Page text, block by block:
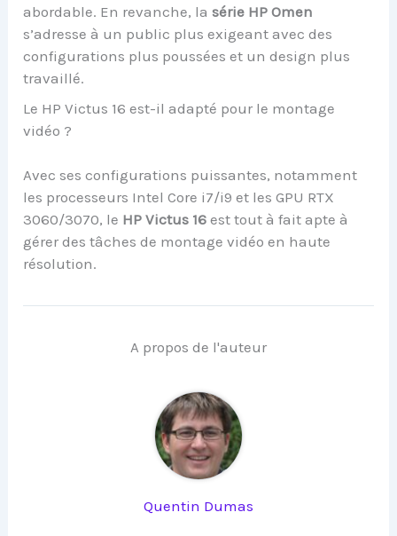
abordable. En revanche, lasérie HP Omen
s’adresse à un public plus exigeant avec des
configurations plus poussées et un design plus
travaillé.
Le HP Victus 16 est-il adapté pour le montage
vidéo ?
Avec ses configurations puissantes, notamment
les processeurs Intel Core i7/i9 et les GPU RTX
3060/3070, le HP Victus 16 est tout à fait apte à
gérer des tâches de montage vidéo en haute
résolution.
A propos de l'auteur
Quentin Dumas